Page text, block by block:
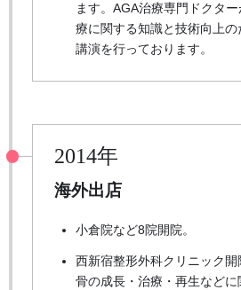
ます。AGA治療専門ドクタ
療に関する知識と技術向上
講演を行っております。
2014年
海外出店
小倉院など8院開院。
西新宿整形外科クリニック開
骨の成長・治療・再生など